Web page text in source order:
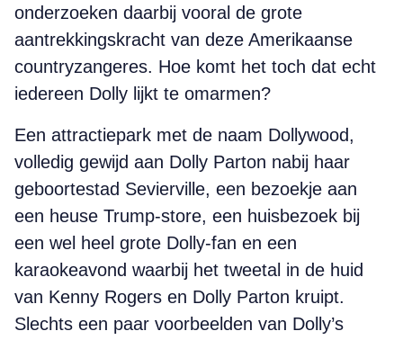
onderzoeken daarbij vooral de grote
aantrekkingskracht van deze Amerikaanse
countryzangeres. Hoe komt het toch dat echt
iedereen Dolly lijkt te omarmen?
Een attractiepark met de naam Dollywood,
volledig gewijd aan Dolly Parton nabij haar
geboortestad Sevierville, een bezoekje aan
een heuse Trump-store, een huisbezoek bij
een wel heel grote Dolly-fan en een
karaokeavond waarbij het tweetal in de huid
van Kenny Rogers en Dolly Parton kruipt.
Slechts een paar voorbeelden van Dolly’s